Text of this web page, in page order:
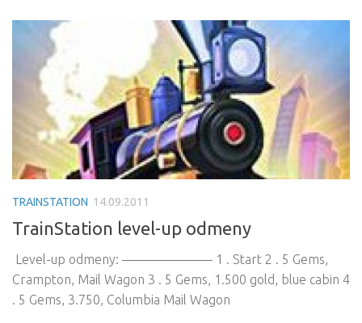
TRAINSTATION 14.09.2011
TrainStation level-up odmeny
Level-up odmeny: ——————— 1 . Start 2 . 5 Gems,
Crampton, Mail Wagon 3 . 5 Gems, 1.500 gold, blue cabin 4
. 5 Gems, 3.750, Columbia Mail Wagon